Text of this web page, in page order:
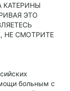
КАТЕРИНЫ
ЭТО
НЕ СМОТРИТЕ
больным с